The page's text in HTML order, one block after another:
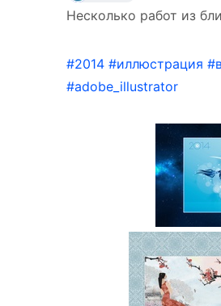
Несколько работ из
#2014 #иллюстрация
#adobe_illustrator